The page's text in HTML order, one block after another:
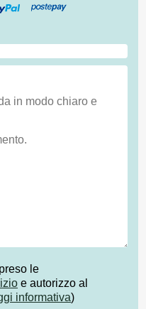
le
e autorizzo al
informativa)